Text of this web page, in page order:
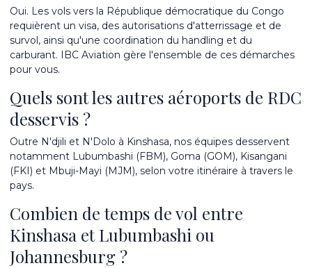
Oui. Les vols vers la République démocratique du Congo
requièrent un visa, des autorisations d'atterrissage et de
survol, ainsi qu'une coordination du handling et du
carburant. IBC Aviation gère l'ensemble de ces démarches
pour vous.
Quels sont les autres aéroports de RDC
desservis ?
Outre N'djili et N'Dolo à Kinshasa, nos équipes desservent
notamment Lubumbashi (FBM), Goma (GOM), Kisangani
(FKI) et Mbuji-Mayi (MJM), selon votre itinéraire à travers le
pays.
Combien de temps de vol entre
Kinshasa et Lubumbashi ou
Johannesburg ?